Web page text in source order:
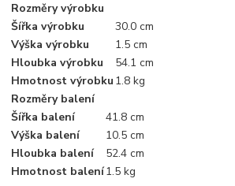
Rozměry výrobku
Šířka výrobku
30.0 cm
Výška výrobku
1.5 cm
Hloubka výrobku
54.1 cm
Hmotnost výrobku 1.8 kg
Rozměry balení
Šířka balení
41.8 cm
Výška balení
10.5 cm
Hloubka balení
52.4 cm
Hmotnost balení1.5 kg